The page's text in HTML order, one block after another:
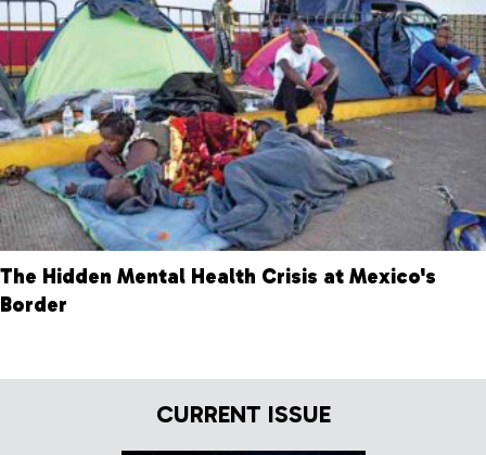
The Hidden Mental Health Crisis at Mexico's
Border
CURRENT ISSUE